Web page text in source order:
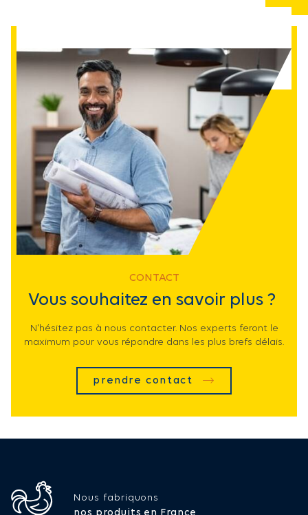
CONTACT
Vous souhaitez en savoir plus ?
N'hésitez pas à nous contacter. Nos experts feront le
maximum pour vous répondre dans les plus brefs délais.
prendre contact
Nous fabriquons